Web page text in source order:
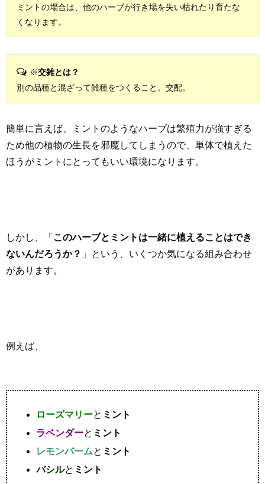
ミントの場合は、他のハーブが行き場を失い枯れたり育たな
くなります。
※交雑とは？
別の品種と混ざって雑種をつくること。交配。
簡単に言えば、ミントのようなハーブは繁殖力が強すぎる
ため他の植物の生長を邪魔してしまうので、単体で植えた
ほうがミントにとってもいい環境になります。
しかし、「 このハーブとミントは一緒に植えることはでき
ないんだろうか？ 」という、いくつか気になる組み合わせ
があります。
例えば、
ローズマリーと ミント
ラベンダーと ミント
レモンバームと ミント
バシルと ミント